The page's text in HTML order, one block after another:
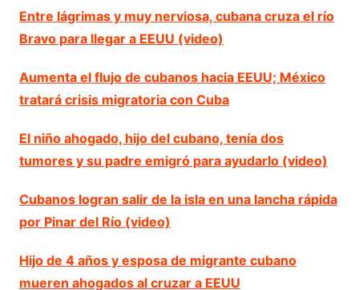
Entre lágrimas y muy nerviosa, cubana cruza el río
Bravo para llegar a EEUU (video)
Aumenta el flujo de cubanos hacia EEUU; México
tratará crisis migratoria con Cuba
El niño ahogado, hijo del cubano, tenía dos
tumores y su padre emigró para ayudarlo (video)
Cubanos logran salir de la isla en una lancha rápida
por Pinar del Río (video)
Hijo de 4 años y esposa de migrante cubano
mueren ahogados al cruzar a EEUU